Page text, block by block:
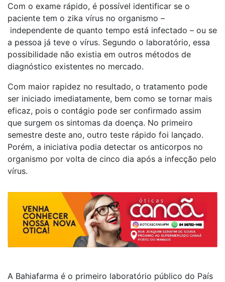
Com o exame rápido, é possível identificar se o
paciente tem o zika vírus no organismo –
independente de quanto tempo está infectado – ou se
a pessoa já teve o vírus. Segundo o laboratório, essa
possibilidade não existia em outros métodos de
diagnóstico existentes no mercado.
Com maior rapidez no resultado, o tratamento pode
ser iniciado imediatamente, bem como se tornar mais
eficaz, pois o contágio pode ser confirmado assim
que surgem os sintomas da doença. No primeiro
semestre deste ano, outro teste rápido foi lançado.
Porém, a iniciativa podia detectar os anticorpos no
organismo por volta de cinco dia após a infecção pelo
vírus.
A Bahiafarma é o primeiro laboratório público do País